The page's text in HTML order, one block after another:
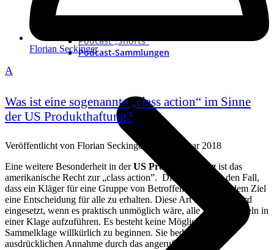
Podcast „Shorts“
Podcast-Sammlungen
Florian Seckinger
A
Was ist eine sogenannte „class action“ im Sinne
der US Produkthaftung?
Veröffentlicht von Florian Seckinger
26. Januar 2018
Eine weitere Besonderheit in derUS Produkthaftung ist das
amerikanische Recht zur „class action”. Dies bezeichnet den Fall,
dass ein Kläger für eine Gruppe von Betroffenen klagt mit dem Ziel
eine Entscheidung für alle zu erhalten. Diese Art der Klage wird
eingesetzt, wenn es praktisch unmöglich wäre, alle Kläger einzeln in
einer Klage aufzuführen. Es besteht keine Möglichkeit eine
Sammelklage willkürlich zu beginnen. Sie bedarf der
ausdrücklichen Annahme durch das angerufene Gericht.